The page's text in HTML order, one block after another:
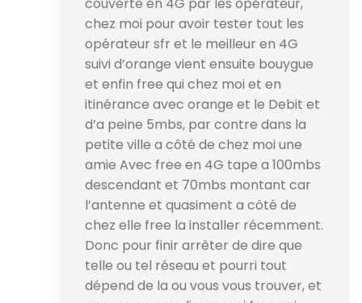
couverte en 4G par les opérateur,
chez moi pour avoir tester tout les
opérateur sfr et le meilleur en 4G
suivi d’orange vient ensuite bouygue
et enfin free qui chez moi et en
itinérance avec orange et le Debit et
d’a peine 5mbs, par contre dans la
petite ville a côté de chez moi une
amie Avec free en 4G tape a 100mbs
descendant et 70mbs montant car
l’antenne et quasiment a côté de
chez elle free la installer récemment.
Donc pour finir arrêter de dire que
telle ou tel réseau et pourri tout
dépend de la ou vous vous trouver, et